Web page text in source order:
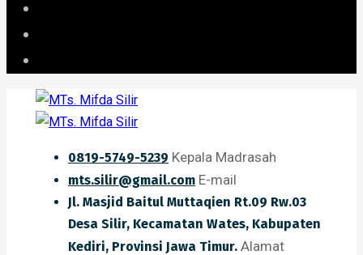
0819-5749-5239 Kepala Madrasah
mts.silir@gmail.com E-mail
Jl. Masjid Baitul Muttaqien Rt.09 Rw.03
Desa Silir, Kecamatan Wates, Kabupaten
Kediri, Provinsi Jawa Timur. Alamat